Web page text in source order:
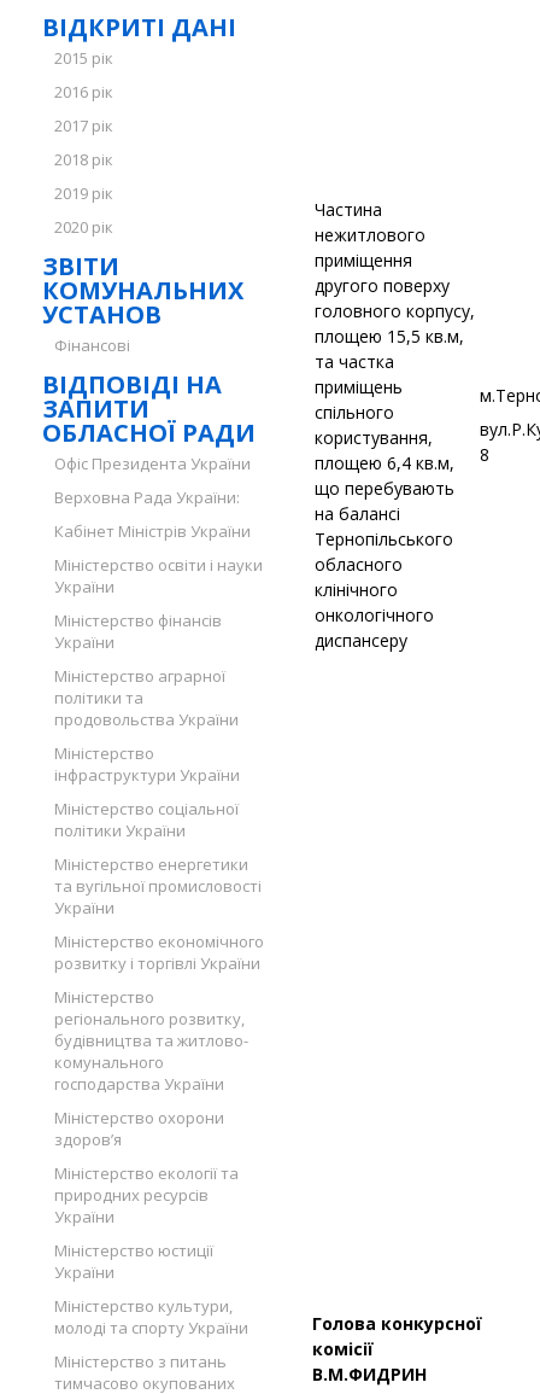
ВІДКРИТІ ДАНІ
2015 рік
2016 рік
2017 рік
2018 рік
2019 рік
2020 рік
ЗВІТИ
КОМУНАЛЬНИХ
УСТАНОВ
Фінансові
ВІДПОВІДІ НА
ЗАПИТИ
ОБЛАСНОЇ РАДИ
Офіс Президента України
Верховна Рада України:
Кабінет Міністрів України
Міністерство освіти і науки
України
Міністерство фінансів
України
Міністерство аграрної
політики та
продовольства України
Міністерство
інфраструктури України
Міністерство соціальної
політики України
Міністерство енергетики
та вугільної промисловості
України
Міністерство економічного
розвитку і торгівлі України
Міністерство
регіонального розвитку,
будівництва та житлово-
комунального
господарства України
Міністерство охорони
здоров’я
Міністерство екології та
природних ресурсів
України
Міністерство юстиції
України
Міністерство культури,
молоді та спорту України
Міністерство з питань
тимчасово окупованих
Частина
нежитлового
приміщення
другого поверху
головного корпусу,
площею 15,5 кв.м,
та частка
приміщень
спільного
користування,
площею 6,4 кв.м,
що перебувають
на балансі
Тернопільського
обласного
клінічного
онкологічного
диспансеру
8
Голова конкурсної
В.М.ФИДРИН